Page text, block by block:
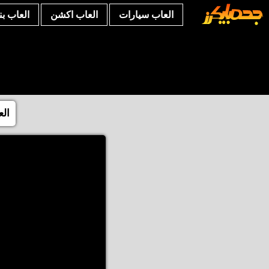
العاب سيارات العاب اكشن العاب